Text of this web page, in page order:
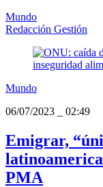
Mundo
Redacción Gestión
Mundo
06/07/2023
02:49
Emigrar,
PMA